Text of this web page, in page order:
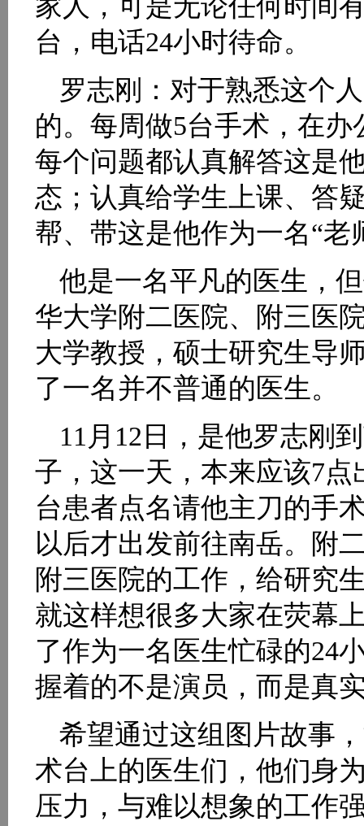
家人，可是无论任何时间
台，电话24小时待命。
罗志刚：对于熟悉这个
的。每周做5台手术，在
每个问题都认真解答这是
态；认真给学生上课、答
帮、带这是他作为一名“老
他是一名平凡的医生，
华大学附二医院、附三医
大学教授，硕士研究生导
了一名并不普通的医生。
11月12日，是他罗志刚
子，这一天，本来应该7
台患者点名请他主刀的手
以后才出发前往南岳。附
附三医院的工作，给研
就这样想很多大家在荧幕
了作为一名医生忙碌的24
握着的不是演员，而是真
希望通过这组图片故事
术台上的医生们，他们身
压力，与难以想象的工作